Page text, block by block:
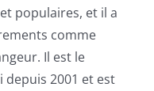
populaires, et il a
comme
Il est le
depuis 2001 et est